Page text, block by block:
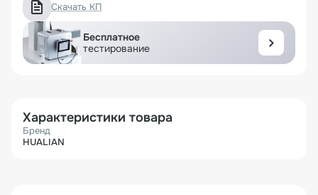
Скачать КП
Бесплатное
тестирование
Характеристики товара
Бренд
HUALIAN